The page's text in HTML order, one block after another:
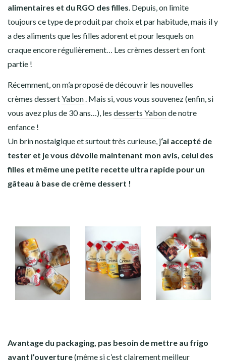
alimentaires et du RGO des filles. Depuis, on limite
toujours ce type de produit par choix et par habitude, mais il y
a des aliments que les filles adorent et pour lesquels on
craque encore régulièrement… Les crèmes dessert en font
partie !
Récemment, on m’a proposé de découvrir les nouvelles
crèmes dessertYabon. Mais si, vous vous souvenez (enfin, si
vous avez plus de 30 ans…), les desserts Yabonde notre
enfance !
Un brin nostalgique et surtout très curieuse, j‘ai accepté de
tester et je vous dévoile maintenant mon avis, celui des
filles et même une petite recette ultra rapide pour un
gâteau à base de crème dessert !
Avantage du packaging, pas besoin de mettre au frigo
avant l’ouverture(même si c’est clairement meilleur